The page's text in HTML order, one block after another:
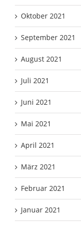
Oktober 2021
September 2021
August 2021
Juli 2021
Juni 2021
Mai 2021
April 2021
März 2021
Februar 2021
Januar 2021